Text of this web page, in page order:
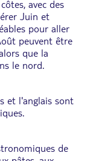
avec des
Juin et
pour aller
peuvent être
que la
le nord.
et l'anglais sont
de